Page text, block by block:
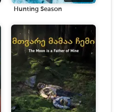
Hunting Season